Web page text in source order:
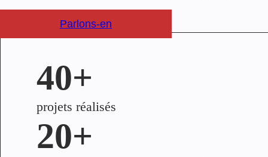
Parlons-en
40+
projets réalisés
20+